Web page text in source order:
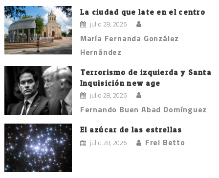
La ciudad que late en el centro
julio 28, 2026
María Fernanda González
Hernández
Terrorismo de izquierda y Santa
Inquisición new age
julio 28, 2026
Fernando Buen Abad Domínguez
El azúcar de las estrellas
julio 28, 2026 Frei Betto